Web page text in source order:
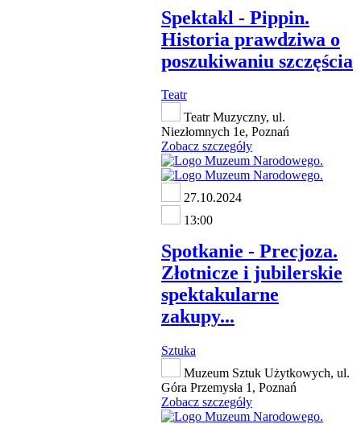
Spektakl - Pippin.
Historia prawdziwa o
poszukiwaniu szczęścia
Teatr
Teatr Muzyczny, ul.
Niezłomnych 1e, Poznań
Zobacz szczegóły
27.10.2024
13:00
Spotkanie - Precjoza.
Złotnicze i jubilerskie
spektakularne
zakupy...
Sztuka
Muzeum Sztuk Użytkowych, ul.
Góra Przemysła 1, Poznań
Zobacz szczegóły